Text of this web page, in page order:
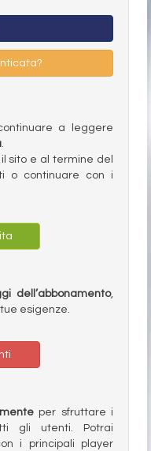
a leggere
.
sito e al termine del
o continuare con i
dell’abbonamento,
esigenze.
per sfruttare i
gli utenti. Potrai
i principali player